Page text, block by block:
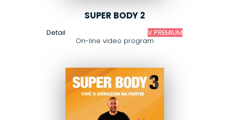
SUPER BODY 2
On-line video program
Detail V PREMIUM